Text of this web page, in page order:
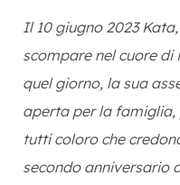
Il 10 giugno 2023
scompare nel cuore di
quel giorno, la sua
aperta per la famiglia,
tutti coloro che
secondo anniversario